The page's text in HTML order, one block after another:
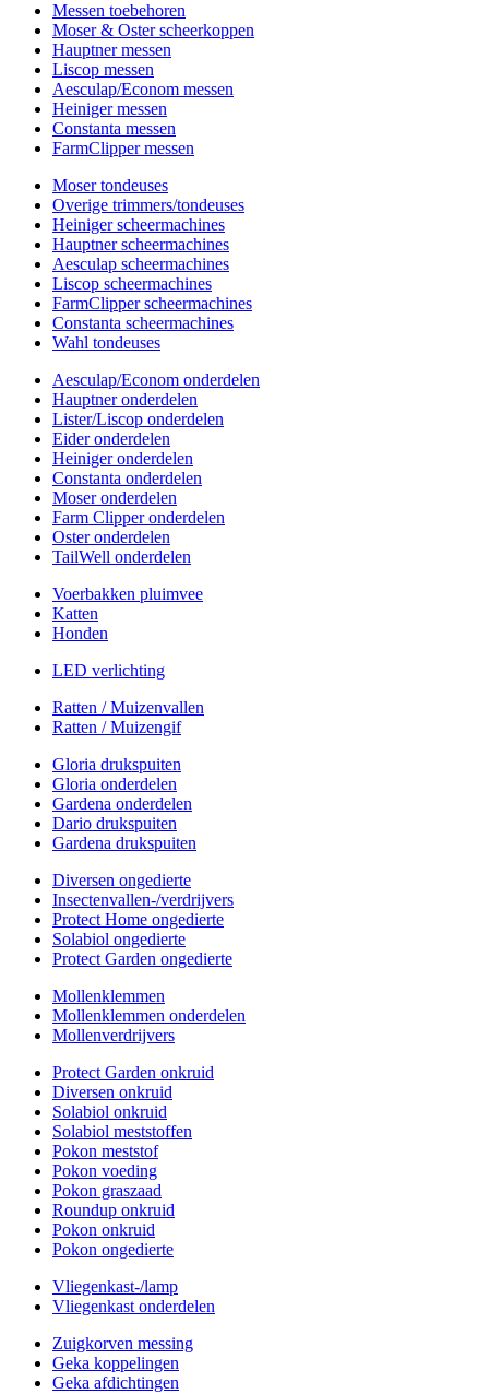
Messen toebehoren
Moser & Oster scheerkoppen
Hauptner messen
Liscop messen
Aesculap/Econom messen
Heiniger messen
Constanta messen
FarmClipper messen
Moser tondeuses
Overige trimmers/tondeuses
Heiniger scheermachines
Hauptner scheermachines
Aesculap scheermachines
Liscop scheermachines
FarmClipper scheermachines
Constanta scheermachines
Wahl tondeuses
Aesculap/Econom onderdelen
Hauptner onderdelen
Lister/Liscop onderdelen
Eider onderdelen
Heiniger onderdelen
Constanta onderdelen
Moser onderdelen
Farm Clipper onderdelen
Oster onderdelen
TailWell onderdelen
Voerbakken pluimvee
Katten
Honden
LED verlichting
Ratten / Muizenvallen
Ratten / Muizengif
Gloria drukspuiten
Gloria onderdelen
Gardena onderdelen
Dario drukspuiten
Gardena drukspuiten
Diversen ongedierte
Insectenvallen-/verdrijvers
Protect Home ongedierte
Solabiol ongedierte
Protect Garden ongedierte
Mollenklemmen
Mollenklemmen onderdelen
Mollenverdrijvers
Protect Garden onkruid
Diversen onkruid
Solabiol onkruid
Solabiol meststoffen
Pokon meststof
Pokon voeding
Pokon graszaad
Roundup onkruid
Pokon onkruid
Pokon ongedierte
Vliegenkast-/lamp
Vliegenkast onderdelen
Zuigkorven messing
Geka koppelingen
Geka afdichtingen